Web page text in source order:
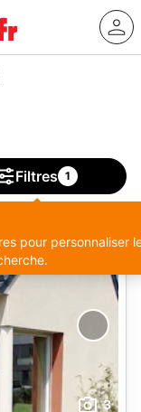
Filtres 1
pour personnaliser
3